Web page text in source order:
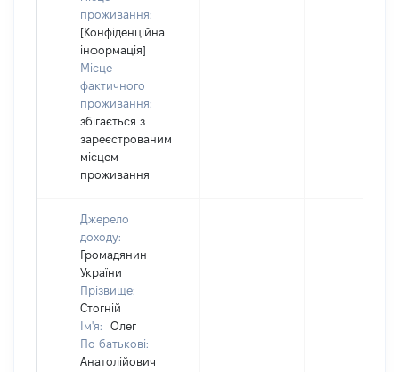
проживання:
[Конфіденційна
інформація]
Місце
фактичного
проживання:
збігається з
зареєстрованим
місцем
проживання
Джерело
доходу:
Громадянин
України
Прізвище:
Стогній
Ім'я:
Олег
По батькові:
Анатолійович